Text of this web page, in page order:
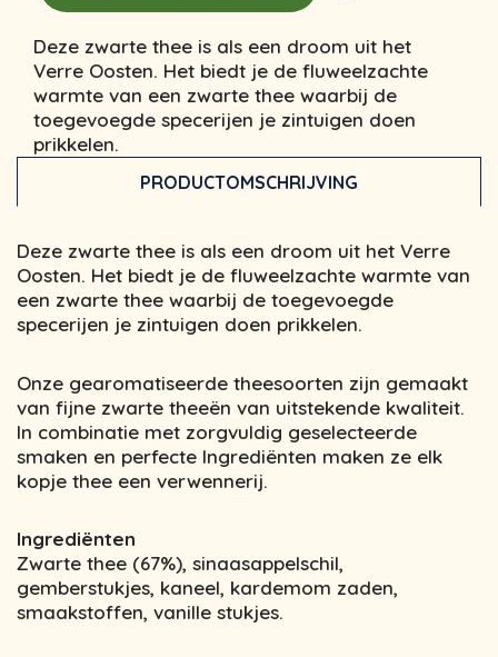
Deze zwarte thee is als een droom uit het
Verre Oosten. Het biedt je de fluweelzachte
warmte van een zwarte thee waarbij de
toegevoegde specerijen je zintuigen doen
prikkelen.
PRODUCTOMSCHRIJVING
Deze zwarte thee is als een droom uit het Verre
Oosten. Het biedt je de fluweelzachte warmte van
een zwarte thee waarbij de toegevoegde
specerijen je zintuigen doen prikkelen.
Onze gearomatiseerde theesoorten zijn gemaakt
van fijne zwarte theeën van uitstekende kwaliteit.
In combinatie met zorgvuldig geselecteerde
smaken en perfecte Ingrediënten maken ze elk
kopje thee een verwennerij.
Ingrediënten
Zwarte thee (67%), sinaasappelschil,
gemberstukjes, kaneel, kardemom zaden,
smaakstoffen, vanille stukjes.